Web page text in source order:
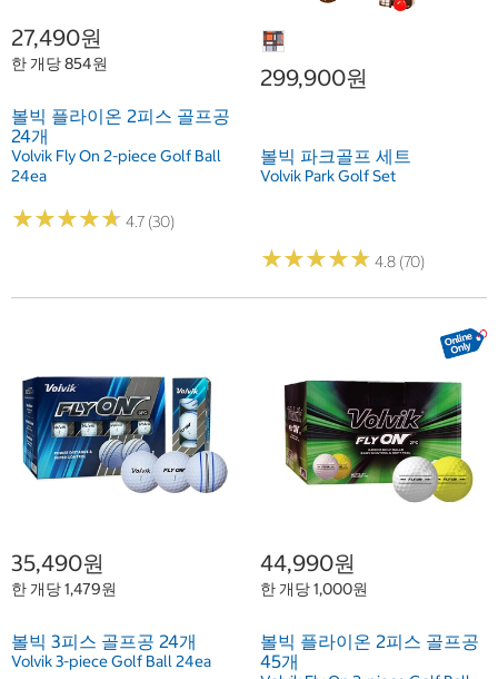
27,490원
한 개당 854원
볼빅 플라이온 2피스 골프공
24개
Volvik Fly On 2-piece Golf Ball
24ea
★★★★★
★★★★★ 4.7 (30)
299,900원
볼빅 파크골프 세트
Volvik Park Golf Set
★★★★★
★★★★★ 4.8 (70)
35,490원
한 개당 1,479원
볼빅 3피스 골프공 24개
Volvik 3-piece Golf Ball 24ea
44,990원
한 개당 1,000원
볼빅 플라이온 2피스 골프공
45개